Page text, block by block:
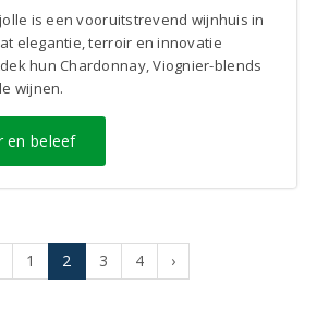
is een vooruitstrevend wijnhuis in
elegantie, terroir en innovatie
hun Chardonnay, Viognier-blends
wijnen.
en beleef
1 2 3 4 ›